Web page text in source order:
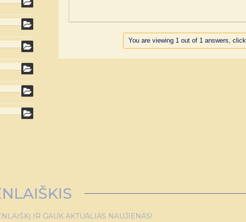
You are viewing 1 out of 1 answers,
IR GAUK AKTUALIAS NAUJIENAS!